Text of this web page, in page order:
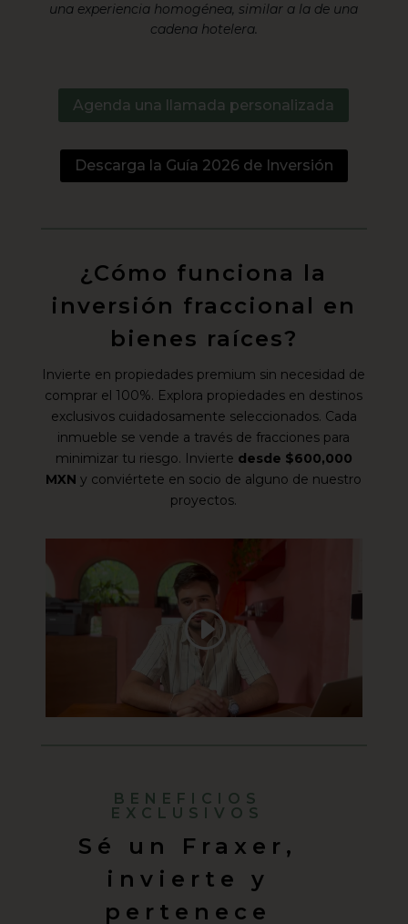
una experiencia homogénea, similar a la de una
cadena hotelera.
Agenda una llamada personalizada
Descarga la Guía 2026 de Inversión
¿Cómo funciona la
inversión fraccional en
bienes raíces?
Invierte en propiedades premium sin necesidad de
comprar el 100%. Explora propiedades en destinos
exclusivos cuidadosamente seleccionados. Cada
inmueble se vende a través de fracciones para
minimizar tu riesgo. Invierte desde $600,000
MXN y conviértete en socio de alguno de nuestro
proyectos.
BENEFICIOS
EXCLUSIVOS
Sé un Fraxer,
invierte y
pertenece